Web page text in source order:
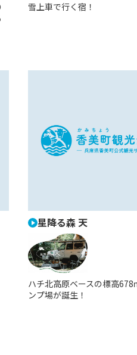
雪上車で行く宿！
星降る森 天
ハチ北高原ベースの標高678
ンプ場が誕生！